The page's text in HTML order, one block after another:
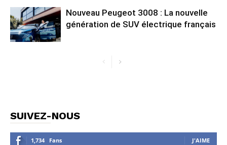
Nouveau Peugeot 3008 : La nouvelle
génération de SUV électrique français
SUIVEZ-NOUS
1,734 Fans J'AIME